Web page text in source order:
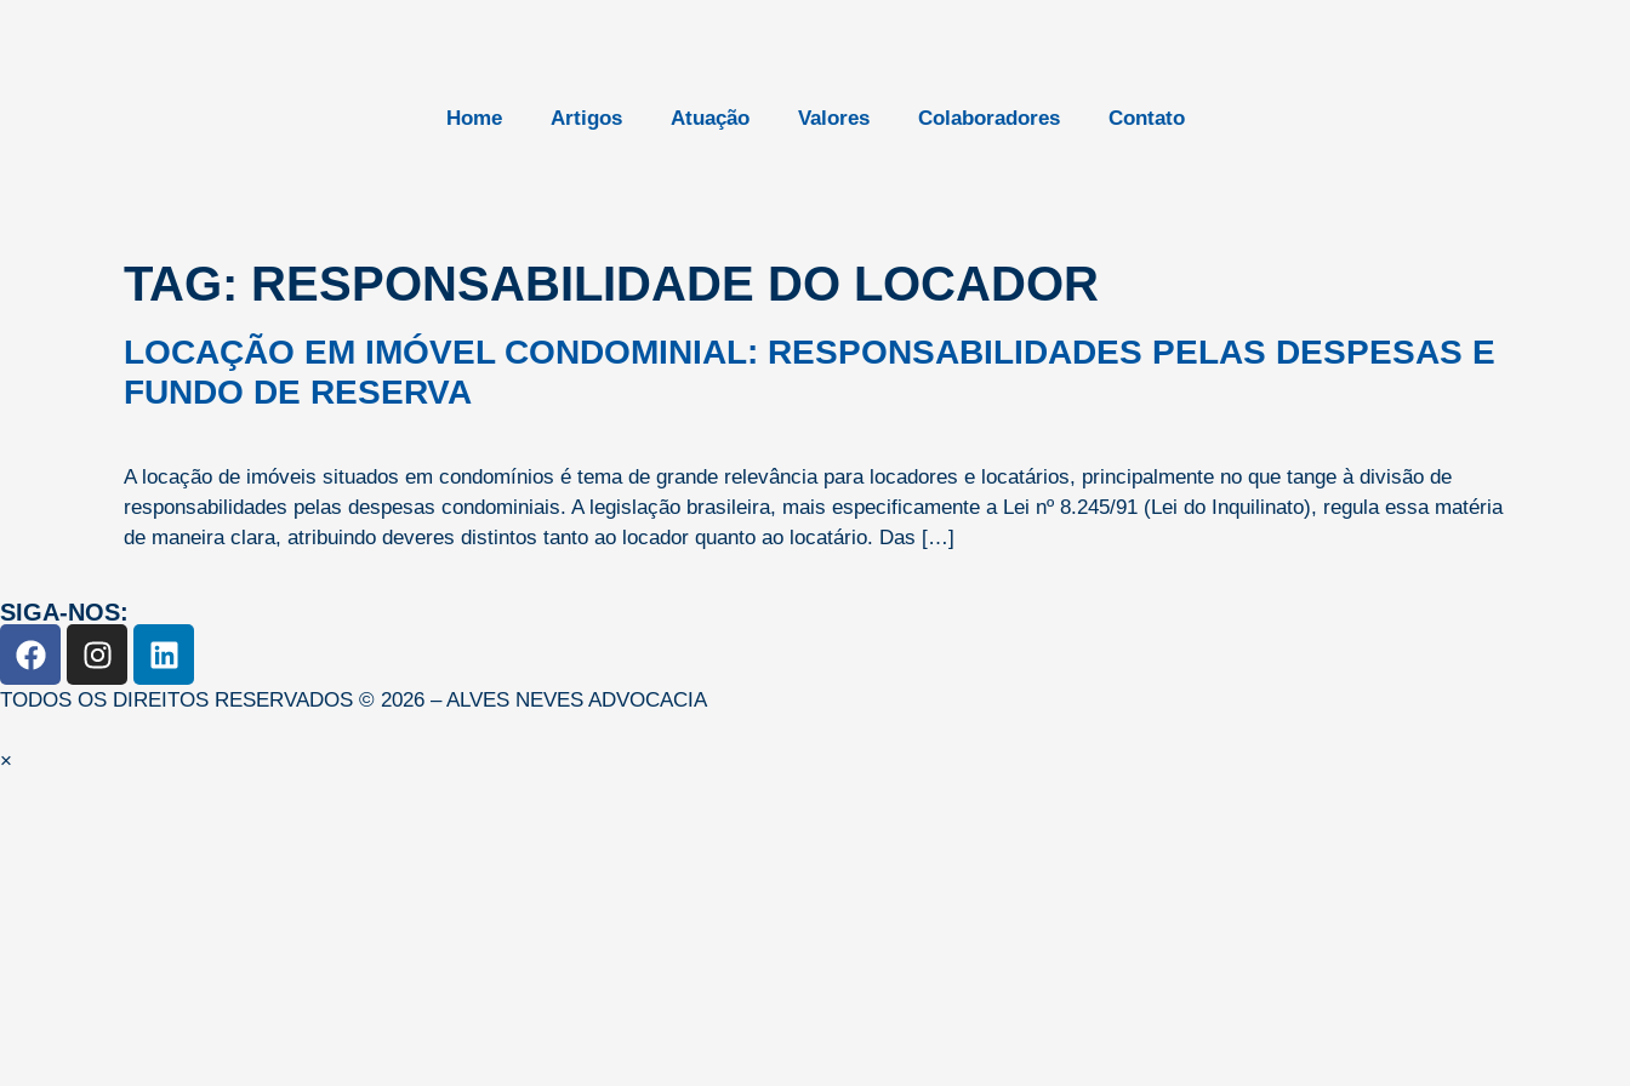
Home Artigos Atuação Valores Colaboradores Contato
TAG: RESPONSABILIDADE DO LOCADOR
LOCAÇÃO EM IMÓVEL CONDOMINIAL: RESPONSABILIDADES PELAS DESPESAS E
FUNDO DE RESERVA
A locação de imóveis situados em condomínios é tema de grande relevância para locadores e locatários, principalmente no que tange à divisão de
responsabilidades pelas despesas condominiais. A legislação brasileira, mais especificamente a Lei nº 8.245/91 (Lei do Inquilinato), regula essa matéria
de maneira clara, atribuindo deveres distintos tanto ao locador quanto ao locatário. Das […]
SIGA-NOS:
TODOS OS DIREITOS RESERVADOS © 2026 – ALVES NEVES ADVOCACIA
×